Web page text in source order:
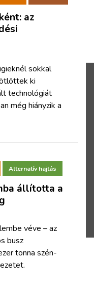
az
sokkal
ki
technológiát
még hiányzik a
Alternatív hajtás
állította a
véve – az
busz
tonna szén-